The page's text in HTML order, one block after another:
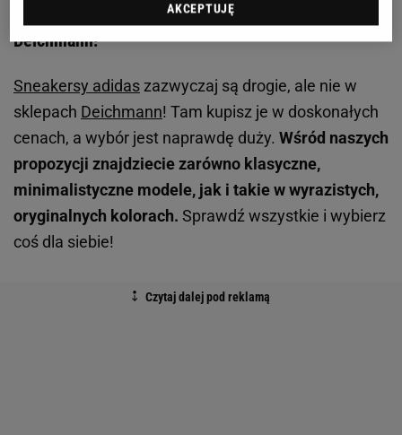
Sneakersy adidas kupisz w doskonałych cenach w
Deichmann!
Sneakersy adidas zazwyczaj są drogie, ale nie w
sklepach Deichmann! Tam kupisz je w doskonałych
cenach, a wybór jest naprawdę duży. Wśród naszych
propozycji znajdziecie zarówno klasyczne,
minimalistyczne modele, jak i takie w wyrazistych,
oryginalnych kolorach. Sprawdź wszystkie i wybierz
coś dla siebie!
AKCEPTUJĘ